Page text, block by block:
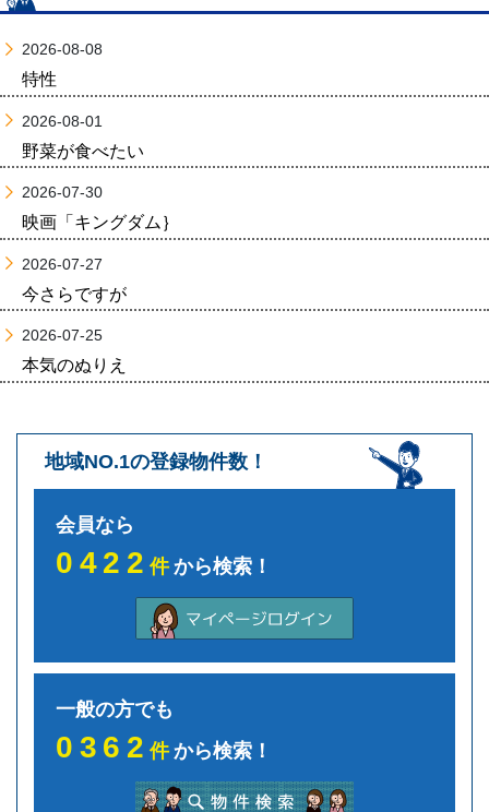
2026-08-08
特性
2026-08-01
野菜が食べたい
2026-07-30
映画「キングダム｝
2026-07-27
今さらですが
2026-07-25
本気のぬりえ
地域NO.1の登録物件数！
会員なら
0422件から検索！
一般の方でも
0362件から検索！